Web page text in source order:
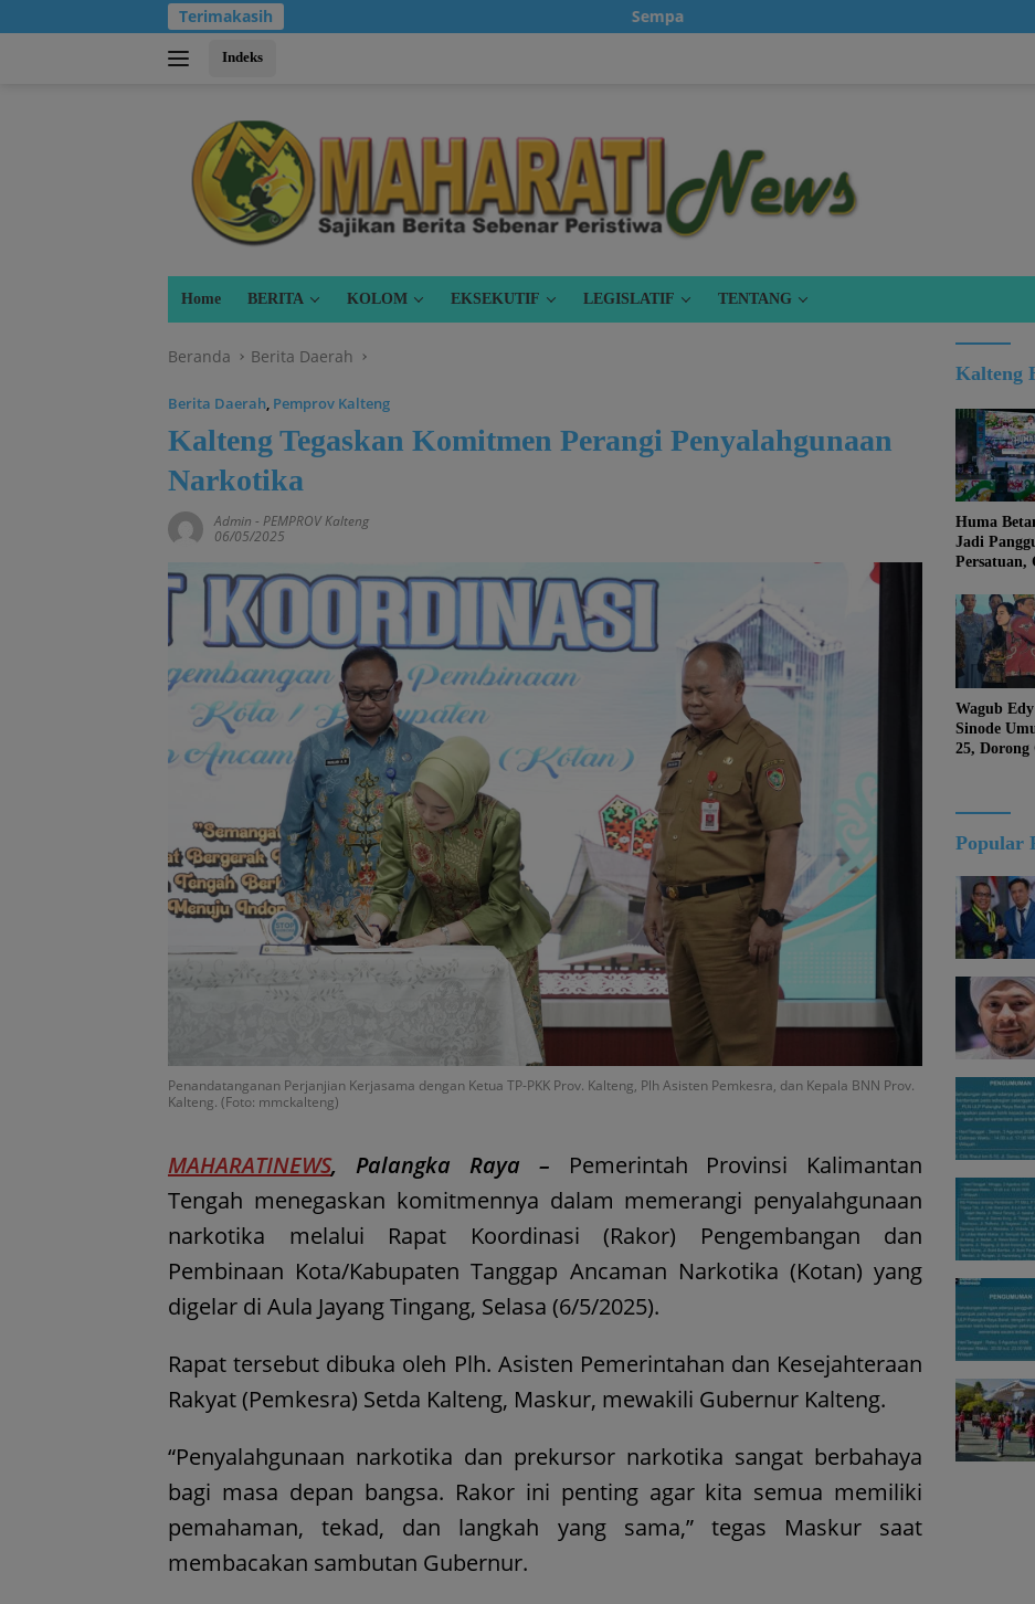
ke
Terimakasih Sempatkanlah untuk klik iklan, karena itu gratis...!
Indeks
Home BERITA KOLOM EKSEKUTIF LEGISLATIF TENTANG
Beranda Berita Daerah
Berita Daerah, Pemprov Kalteng
Kalteng Tegaskan Komitmen Perangi Penyalahgunaan
Narkotika
Admin - PEMPROV Kalteng
06/05/2025
Penandatanganan Perjanjian Kerjasama dengan Ketua TP-PKK Prov. Kalteng, Plh Asisten Pemkesra, dan Kepala BNN Prov.
Kalteng. (Foto: mmckalteng)
MAHARATINEWS, Palangka Raya – Pemerintah Provinsi Kalimantan
Tengah menegaskan komitmennya dalam memerangi penyalahgunaan
narkotika melalui Rapat Koordinasi (Rakor) Pengembangan dan
Pembinaan Kota/Kabupaten Tanggap Ancaman Narkotika (Kotan) yang
digelar di Aula Jayang Tingang, Selasa (6/5/2025).
Rapat tersebut dibuka oleh Plh. Asisten Pemerintahan dan Kesejahteraan
Rakyat (Pemkesra) Setda Kalteng, Maskur, mewakili Gubernur Kalteng.
“Penyalahgunaan narkotika dan prekursor narkotika sangat berbahaya
bagi masa depan bangsa. Rakor ini penting agar kita semua memiliki
pemahaman, tekad, dan langkah yang sama,” tegas Maskur saat
membacakan sambutan Gubernur.
Kalteng
Huma
Jadi
Persatuan,
Kemajuan
Jati Diri
Wagub
Sinode
25, Dorong
Popular